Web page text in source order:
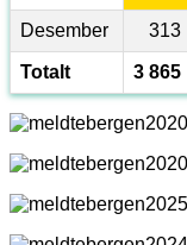
Desember 313
Totalt 3 865